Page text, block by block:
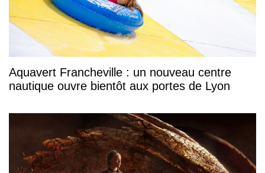
Aquavert Francheville : un nouveau centre
nautique ouvre bientôt aux portes de Lyon